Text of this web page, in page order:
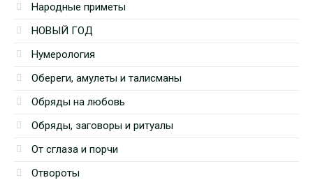
Народные приметы
НОВЫЙ ГОД
Нумерология
Обереги, амулеты и талисманы
Обряды на любовь
Обряды, заговоры и ритуалы
От сглаза и порчи
Отвороты